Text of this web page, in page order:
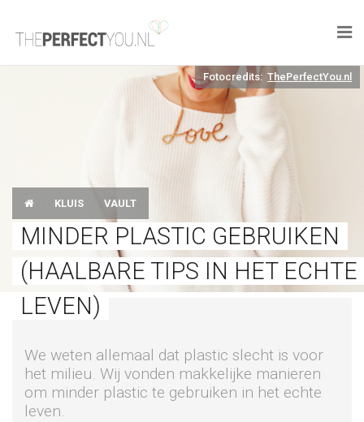

DROOM HOME
STYLE
BUSINESS
WELL TRAVELED
Fotocredits: ThePerfectYou.nl
KLUIS VAULT
MINDER PLASTIC GEBRUIKEN
(HAALBARE TIPS IN HET ECHTE
LEVEN)
We weten allemaal dat plastic slecht is voor
het milieu. Wij vonden makkelijke manieren
om minder plastic te gebruiken in het echte
leven.